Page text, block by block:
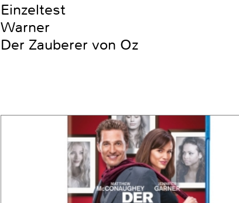
Einzeltest
Warner
Der Zauberer von Oz